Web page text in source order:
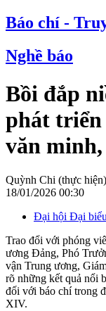
Báo chí -
Nghề báo
Bồi đắp
phát triển
văn
Quỳnh Chi (thực hiện)
18/01/2026 00:30
Đại hội Đại
Trao đổi với phóng
ương Đảng, Phó
vận Trung ương,
rõ những kết quả nổi
đối với báo chí trong
XIV.